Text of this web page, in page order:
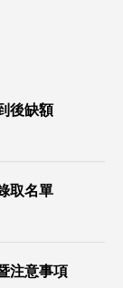
後缺額
取名單
注意事項